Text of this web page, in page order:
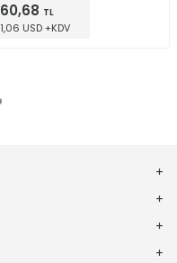
60,68 TL
1,06 USD +KDV